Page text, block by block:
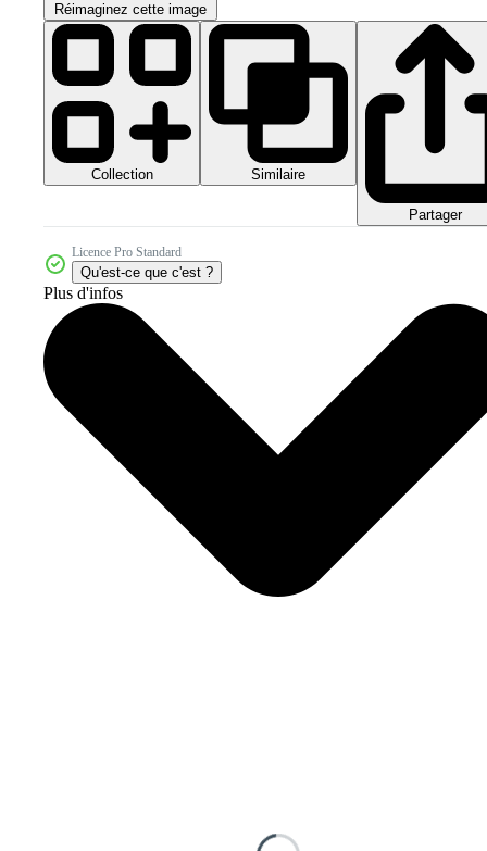
Réimaginez cette image
Collection Similaire
Partager
Licence Pro Standard
Qu'est-ce que c'est ?
Plus d'infos